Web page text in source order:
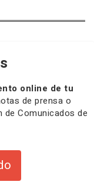
online de tu
de prensa o
Comunicados de